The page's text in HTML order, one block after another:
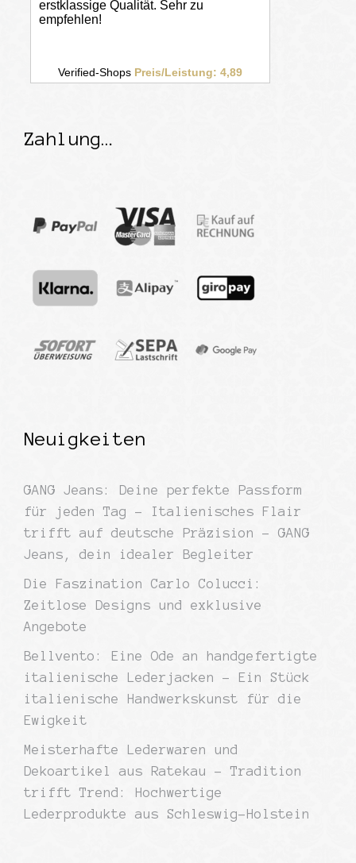
Zahlung…
Neuigkeiten
GANG Jeans: Deine perfekte Passform
für jeden Tag – Italienisches Flair
trifft auf deutsche Präzision – GANG
Jeans, dein idealer Begleiter
Die Faszination Carlo Colucci:
Zeitlose Designs und exklusive
Angebote
Bellvento: Eine Ode an handgefertigte
italienische Lederjacken – Ein Stück
italienische Handwerkskunst für die
Ewigkeit
Meisterhafte Lederwaren und
Dekoartikel aus Ratekau – Tradition
trifft Trend: Hochwertige
Lederprodukte aus Schleswig-Holstein